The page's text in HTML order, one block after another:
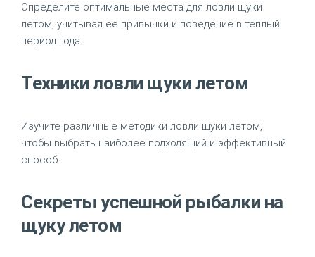
Определите оптимальные места для ловли щуки
летом, учитывая ее привычки и поведение в теплый
период года.
Техники ловли щуки летом
Изучите различные методики ловли щуки летом,
чтобы выбрать наиболее подходящий и эффективный
способ.
Секреты успешной рыбалки на
щуку летом